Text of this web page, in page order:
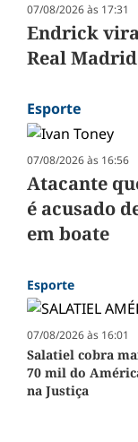
07/08/2026 às 17:31
Endrick
Real
Esporte
07/08/2026 às 16:56
Atacante
é acusado
em boate
Esporte
07/08/2026 às 16:01
Salatiel cobra
70 mil do
na Justiça